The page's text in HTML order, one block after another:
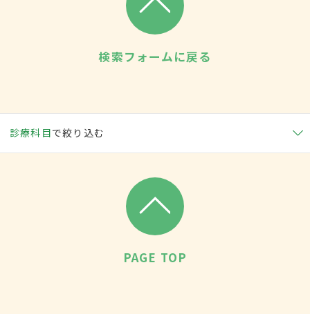
検索フォームに戻る
診療科目で絞り込む
PAGE TOP